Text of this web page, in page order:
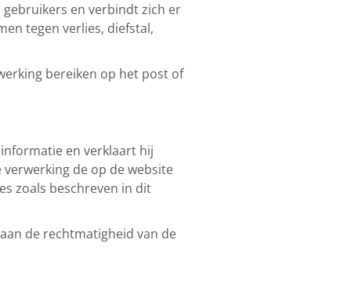
en verbindt zich er
tegen verlies, diefstal,
bereiken op het post of
en verklaart hij
de op de website
zoals beschreven in dit
de rechtmatigheid van de